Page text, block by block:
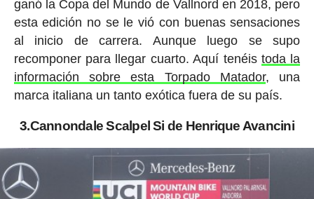
ganó la Copa del Mundo de Vallnord en 2018, pero
esta edición no se le vió con buenas sensaciones
al inicio de carrera. Aunque luego se supo
recomponer para llegar cuarto. Aquí tenéis toda la
información sobre esta Torpado Matador, una
marca italiana un tanto exótica fuera de su país.
3.Cannondale Scalpel Si de Henrique Avancini